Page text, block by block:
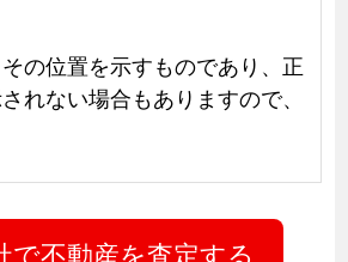
の位置を示すものであり、正
れない場合もありますので、